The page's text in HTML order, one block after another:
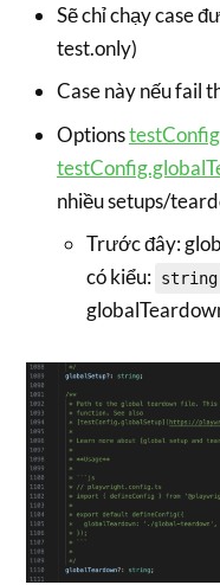
Sẽ chỉ chạy case
test.only)
Case này nếu fail
Options
nhiều setups/
Trước đây:
có kiểu: string